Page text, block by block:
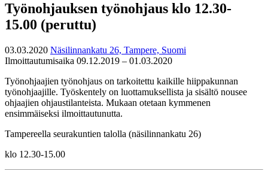
Työnohjauksen työnohjaus klo 12.30-
15.00 (peruttu)
03.03.2020 Näsilinnankatu 26, Tampere, Suomi
Ilmoittautumisaika 09.12.2019 – 01.03.2020
Työnohjaajien työnohjaus on tarkoitettu kaikille hiippakunnan
työnohjaajille. Työskentely on luottamuksellista ja sisältö nousee
ohjaajien ohjaustilanteista. Mukaan otetaan kymmenen
ensimmäiseksi ilmoittautunutta.
Tampereella seurakuntien talolla (näsilinnankatu 26)
klo 12.30-15.00